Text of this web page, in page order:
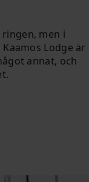
men i
Lodge är
annat, och